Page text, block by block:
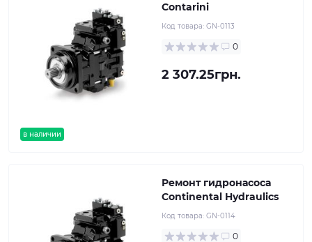
в наличии
Contarini
Код товара: GN-0113
0
2 307.25грн.
Ремонт гидронасоса
Continental Hydraulics
Код товара: GN-0114
0